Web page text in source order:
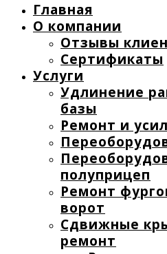
Главная
О компании
Отзывы
Сертификаты
Услуги
Удлинение
базы
Ремонт и
полуприцеп
Ремонт
ворот
Сдвижные
ремонт